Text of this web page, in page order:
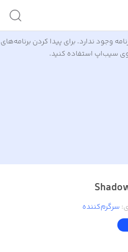
وجود ندارد. برای پیدا کردن برنامه‌های
سیب‌اپ استفاده کنید.
: سرگرم‌کننده